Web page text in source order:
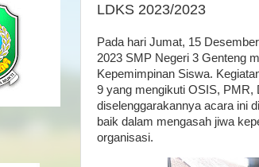
LDKS 2023/2023
Pada hari Jumat, 15
2023 SMP Negeri 3 Genteng
Kepemimpinan Siswa.
9 yang mengikuti OSIS, PMR,
diselenggarakannya acara ini
baik dalam mengasah jiwa
organisasi.